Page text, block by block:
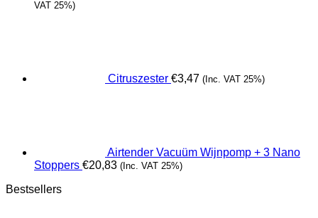
VAT 25%)
Citruszester €3,47 (Inc. VAT 25%)
Airtender Vacuüm Wijnpomp + 3 Nano
Stoppers €20,83 (Inc. VAT 25%)
Bestsellers